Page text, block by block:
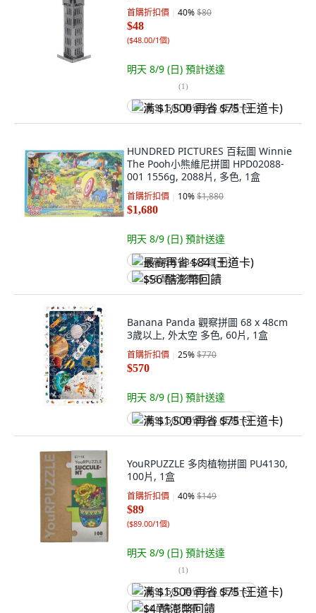
首購折扣價 40%$80
$48
($48.00/1個)
明天 8/9 (日) 預計送達
(1)
满 $1,500 再省 $75 (王道卡)
HUNDRED PICTURES 百耘圖 Winnie
The Pooh小熊維尼拼圖 HPD02088-
001 1556g, 2088片, 多色, 1盒
首購折扣價 10%$1,880
$1,680
明天 8/9 (日) 預計送達
最高再省 $84 (王道卡)
$56 酷澎幣回饋
Banana Panda 觀察拼圖 68 x 48cm
3歲以上, 外太空 多色, 60片, 1盒
首購折扣價 25%$770
$570
明天 8/9 (日) 預計送達
满 $1,500 再省 $75 (王道卡)
YouRPUZZLE 多肉植物拼圖 PU4130,
100片, 1盒
首購折扣價 40%$149
$89
($89.00/1個)
明天 8/9 (日) 預計送達
(1)
满 $1,500 再省 $75 (王道卡)
$4 酷澎幣回饋